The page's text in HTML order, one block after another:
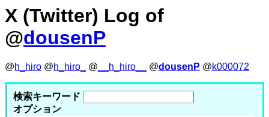
X (Twitter) Log of
@dousenP
@h_hiro @h_hiro_ @ __h_hiro__ @dousenP @k000072
検索キーワード
オプション